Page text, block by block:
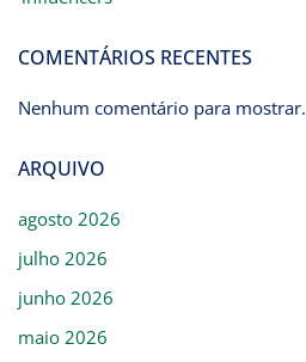
COMENTÁRIOS RECENTES
Nenhum comentário para mostrar.
ARQUIVO
agosto 2026
julho 2026
junho 2026
maio 2026